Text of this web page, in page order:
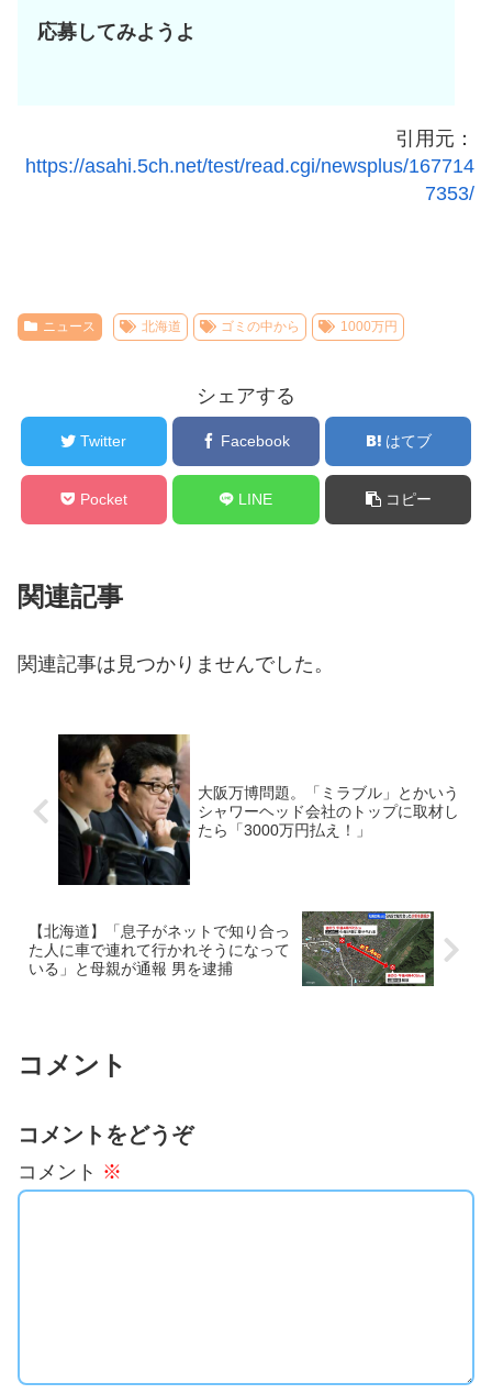
応募してみようよ
引用元：
https://asahi.5ch.net/test/read.cgi/newsplus/167714
7353/
ニュース 北海道 ゴミの中から 1000万円
シェアする
Twitter Facebook はてブ
Pocket LINE コピー
関連記事
関連記事は見つかりませんでした。
大阪万博問題。「ミラブル」とかいう
シャワーヘッド会社のトップに取材し
たら「3000万円払え！」
【北海道】「息子がネットで知り合っ
た人に車で連れて行かれそうになって
いる」と母親が通報 男を逮捕
コメント
コメントをどうぞ
コメント ※